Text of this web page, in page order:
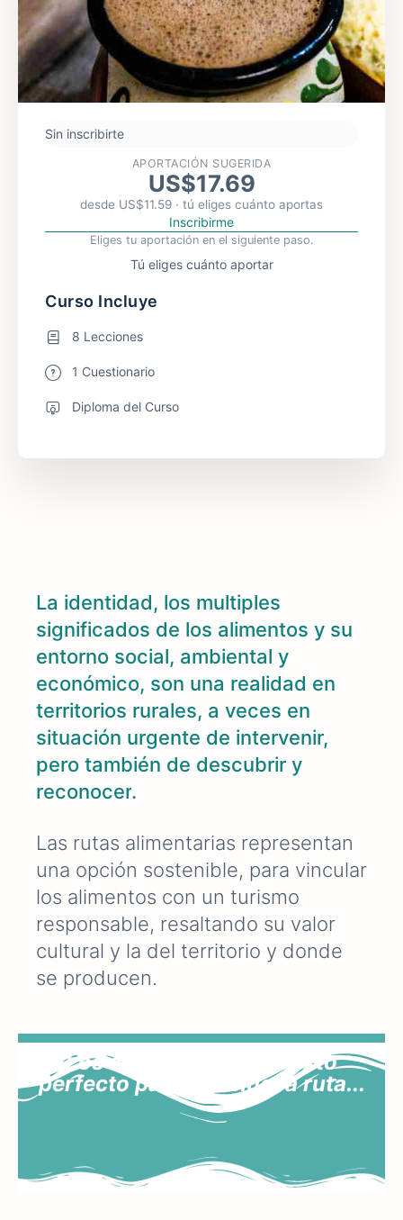
La identidad, los multiples
significados de los alimentos y su
entorno social, ambiental y
económico, son una realidad en
territorios rurales, a veces en
situación urgente de intervenir,
pero también de descubrir y
reconocer.
Las rutas alimentarias representan
una opción sostenible, para vincular
los alimentos con un turismo
responsable, resaltando su valor
cultural y la del territorio y donde
se producen.
Los alimentos, el pretexto
perfecto para una nueva ruta...
Sin inscribirte
APORTACIÓN SUGERIDA
US$17.69
desde US$11.59 · tú eliges cuánto aportas
Inscribirme
Eliges tu aportación en el siguiente paso.
Tú eliges cuánto aportar
Curso Incluye
8 Lecciones
1 Cuestionario
Diploma del Curso